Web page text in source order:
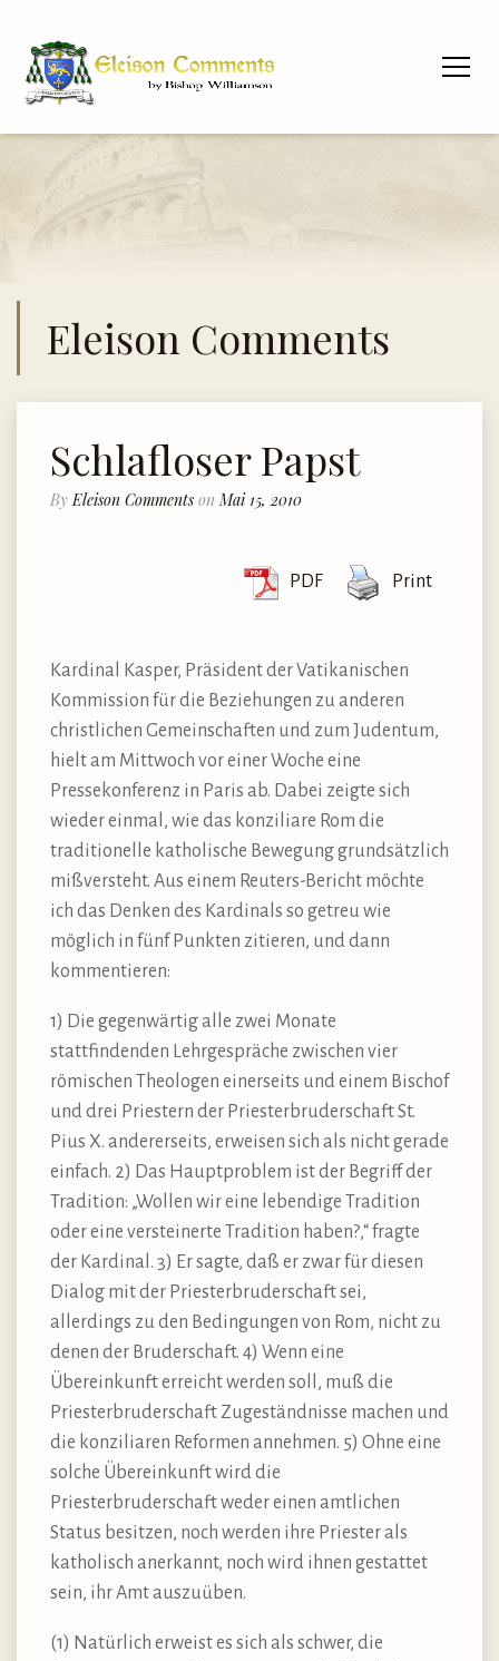
Eleison Comments
Schlafloser Papst
By Eleison Comments on Mai 15, 2010
PDF Print
Kardinal Kasper, Präsident der Vatikanischen
Kommission für die Beziehungen zu anderen
christlichen Gemeinschaften und zum Judentum,
hielt am Mittwoch vor einer Woche eine
Pressekonferenz in Paris ab. Dabei zeigte sich
wieder einmal, wie das konziliare Rom die
traditionelle katholische Bewegung grundsätzlich
mißversteht. Aus einem Reuters-Bericht möchte
ich das Denken des Kardinals so getreu wie
möglich in fünf Punkten zitieren, und dann
kommentieren:
1) Die gegenwärtig alle zwei Monate
stattfindenden Lehrgespräche zwischen vier
römischen Theologen einerseits und einem Bischof
und drei Priestern der Priesterbruderschaft St.
Pius X. andererseits, erweisen sich als nicht gerade
einfach. 2) Das Hauptproblem ist der Begriff der
Tradition: „Wollen wir eine lebendige Tradition
oder eine versteinerte Tradition haben?,“ fragte
der Kardinal. 3) Er sagte, daß er zwar für diesen
Dialog mit der Priesterbruderschaft sei,
allerdings zu den Bedingungen von Rom, nicht zu
denen der Bruderschaft. 4) Wenn eine
Übereinkunft erreicht werden soll, muß die
Priesterbruderschaft Zugeständnisse machen und
die konziliaren Reformen annehmen. 5) Ohne eine
solche Übereinkunft wird die
Priesterbruderschaft weder einen amtlichen
Status besitzen, noch werden ihre Priester als
katholisch anerkannt, noch wird ihnen gestattet
sein, ihr Amt auszuüben.
(1) Natürlich erweist es sich als schwer, die